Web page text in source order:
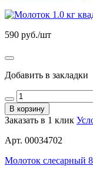
590 руб./шт
Добавить в закладки
В корзину
Заказать в 1 клик
Арт. 00034702
Молоток слесарный